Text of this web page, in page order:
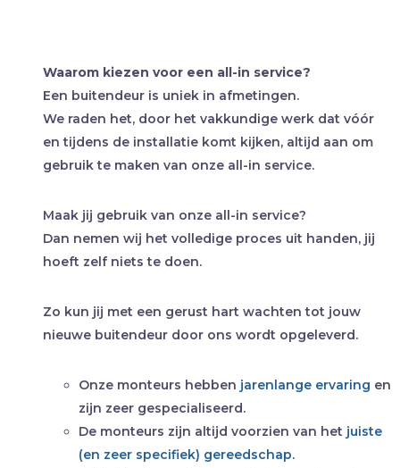
Waarom kiezen voor een all-in service?
Een buitendeur is uniek in afmetingen.
We raden het, door het vakkundige werk dat vóór
en tijdens de installatie komt kijken, altijd aan om
gebruik te maken van onze all-in service.
Maak jij gebruik van onze all-in service?
Dan nemen wij het volledige proces uit handen, jij
hoeft zelf niets te doen.
Zo kun jij met een gerust hart wachten tot jouw
nieuwe buitendeur door ons wordt opgeleverd.
Onze monteurs hebben jarenlange ervaring en
zijn zeer gespecialiseerd.
De monteurs zijn altijd voorzien van het juiste
(en zeer specifiek) gereedschap.